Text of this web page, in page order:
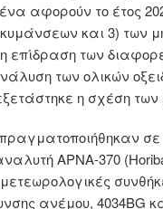
αφορούν το έτος
και 3) των
επίδραση των
των ολικών
η σχέση
APNA-370
μετεωρολογικές
ανέμου, 4034BG